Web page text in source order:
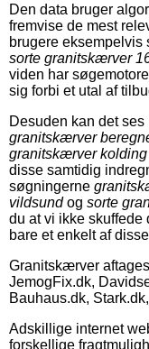
Den data bruger
fremvise de mest
brugere eksempelvis
sorte granitskærver
viden har
sig forbi et utal af
Desuden kan det
granitskærver
granitskærver kolding
disse samtidig
søgningerne
vildsundog sorte
du at vi ikke
bare et enkelt af
Granitskærver
JemogFix.dk,
Bauhaus.dk,
Adskillige internet
forskellige